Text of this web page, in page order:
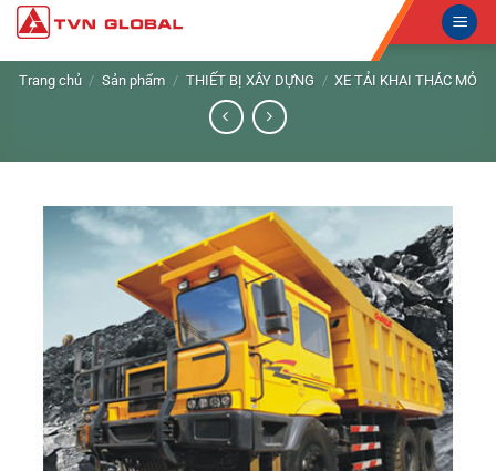
Skip
content
Trang chủ / Sản phẩm / THIẾT BỊ XÂY DỰNG / XE TẢI KHAI THÁC MỎ